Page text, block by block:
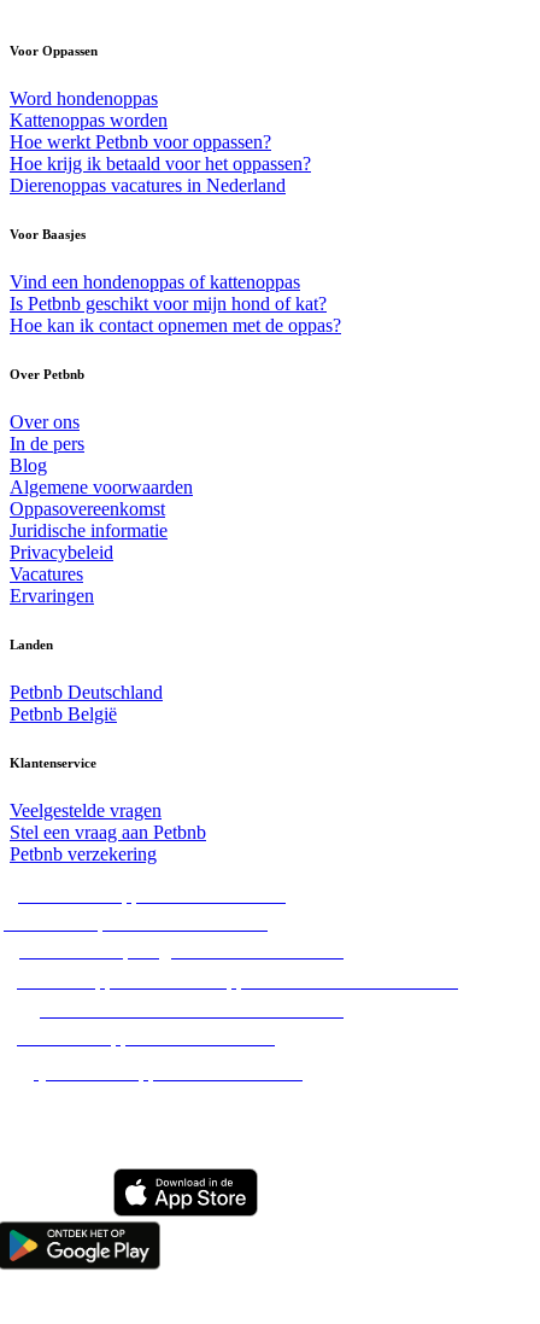
Voor Oppassen
Word hondenoppas
Kattenoppas worden
Hoe werkt Petbnb voor oppassen?
Hoe krijg ik betaald voor het oppassen?
Dierenoppas vacatures in Nederland
Voor Baasjes
Vind een hondenoppas of kattenoppas
Is Petbnb geschikt voor mijn hond of kat?
Hoe kan ik contact opnemen met de oppas?
Over Petbnb
Over ons
In de pers
Blog
Algemene voorwaarden
Oppasovereenkomst
Juridische informatie
Privacybeleid
Vacatures
Ervaringen
Landen
Petbnb Deutschland
Petbnb België
Klantenservice
Veelgestelde vragen
Stel een vraag aan Petbnb
Petbnb verzekering